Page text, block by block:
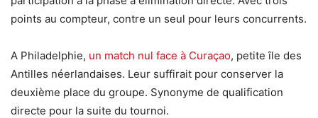
points au compteur, contre un seul pour leurs concurrents.
A Philadelphie, un match nul face à Curaçao, petite île des
Antilles néerlandaises. Leur suffirait pour conserver la
deuxième place du groupe. Synonyme de qualification
directe pour la suite du tournoi.